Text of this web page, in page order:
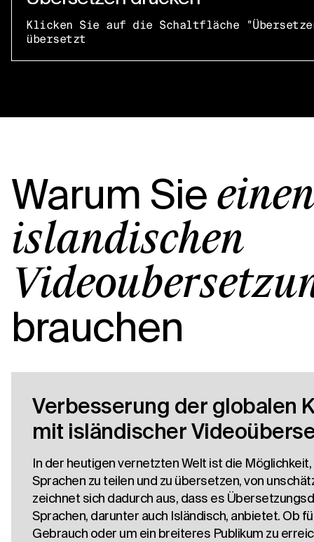
Klicken Sie auf die Schaltfläche
übersetzt
Warum Sie einen
isländischen
brauchen
Verbesserung der globalen
mit isländischer
In der heutigen vernetzten Welt ist die
Sprachen zu teilen und zu übersetzen, von
zeichnet sich dadurch aus, dass es
Sprachen, darunter auch Isländisch, anbietet. Ob
Gebrauch oder um ein breiteres Publikum zu